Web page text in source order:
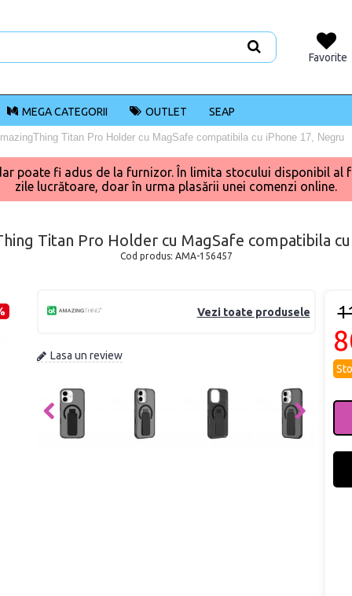
Favorite
MEGA CATEGORII OUTLET SEAP
Titan Pro Holder cu MagSafe compatibila cu iPhone 17, Negru
poate fi adus de la furnizor. În limita stocului disponibil
zile lucrătoare, doar în urma plasării unei comenzi online.
Titan Pro Holder cu MagSafe compatibila
Cod produs: AMA-156457
Vezi toate produsele
Lasa un review